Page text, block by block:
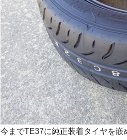
今までTE37に純正装着タイヤを